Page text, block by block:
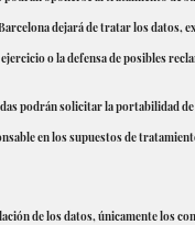
dejará de tratar los datos,
o la defensa de posibles
podrán solicitar la portabilidad
en los supuestos de
de los datos, únicamente los